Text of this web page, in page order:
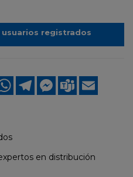
usuarios registrados
WhatsApp
TelegramMessenger
Teams
en distribución